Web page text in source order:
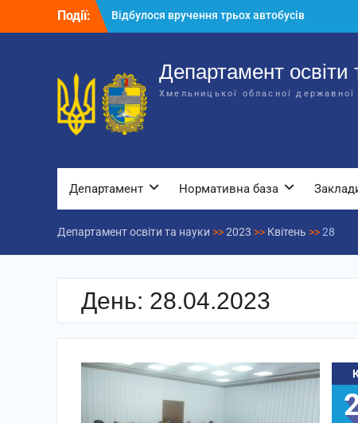
Події:
Відбулося вручення трьох автобусів
для потреб закладів освіти
Департаменту освіти та науки обласної
державної адміністрації
Відбулась обласна нарада для
відповідальних за національно-
патріотичне виховання
Департамент освіти
Хмельницької обласної державної
Департамент Нормативна база
Департамент освіти та науки >>2023 >> Квітень >>28
День: 28.04.2023